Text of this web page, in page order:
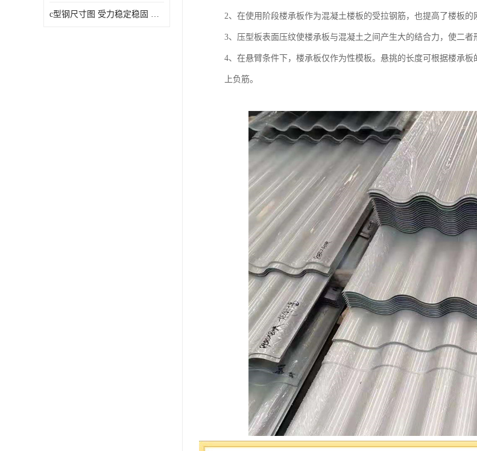
c型钢尺寸图 受力稳定稳固 光洁无毛刺 2、在使用阶段楼承板作为混凝土楼板的受拉钢筋，也提高了楼板的
3、压型板表面压纹使楼承板与混凝土之间产生大的结合力，使二
4、在悬臂条件下，楼承板仅作为性模板。悬挑的长度可根据楼承
上负筋。